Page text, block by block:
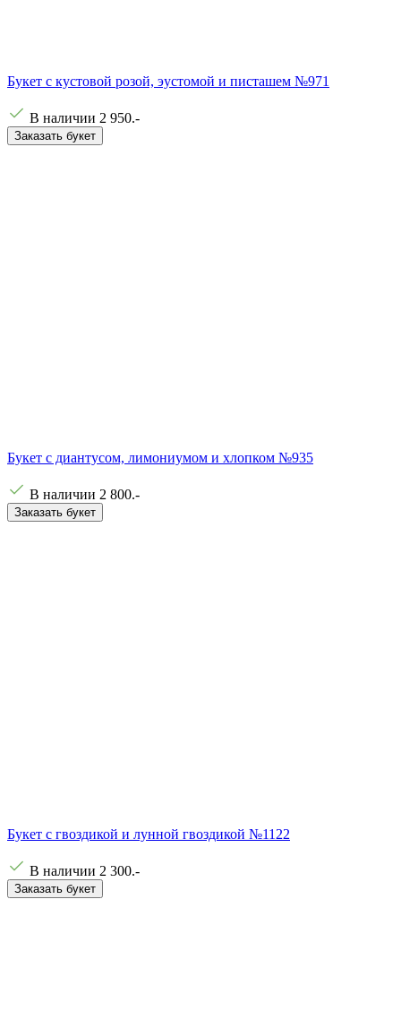
Букет с кустовой розой, эустомой и писташем №971
В наличии 2 950.-
Заказать букет
Букет с диантусом, лимониумом и хлопком №935
В наличии 2 800.-
Заказать букет
Букет с гвоздикой и лунной гвоздикой №1122
В наличии 2 300.-
Заказать букет